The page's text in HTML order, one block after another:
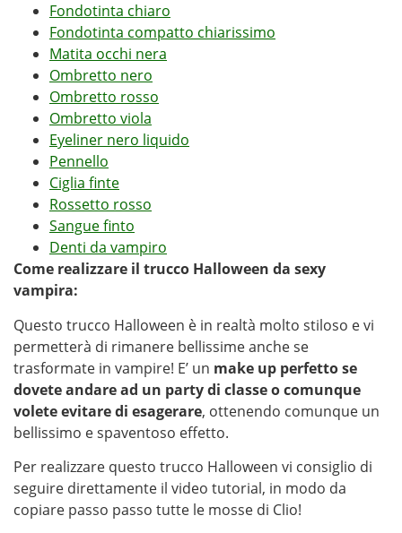
Fondotinta chiaro
Fondotinta compatto chiarissimo
Matita occhi nera
Ombretto nero
Ombretto rosso
Ombretto viola
Eyeliner nero liquido
Pennello
Ciglia finte
Rossetto rosso
Sangue finto
Denti da vampiro
Come realizzare il trucco Halloween da sexy
vampira:
Questo trucco Halloween è in realtà molto stiloso e vi
permetterà di rimanere bellissime anche se
trasformate in vampire! E’ un make up perfetto se
dovete andare ad un party di classe o comunque
volete evitare di esagerare, ottenendo comunque un
bellissimo e spaventoso effetto.
Per realizzare questo trucco Halloween vi consiglio di
seguire direttamente il video tutorial, in modo da
copiare passo passo tutte le mosse di Clio!